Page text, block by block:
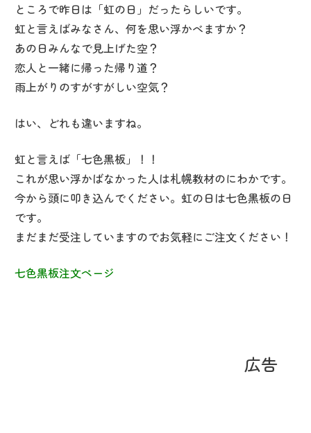
ところで昨日は「虹の日」だったらしいです。
虹と言えばみなさん、何を思い浮かべますか？
あの日みんなで見上げた空？
恋人と一緒に帰った帰り道？
雨上がりのすがすがしい空気？
はい、どれも違いますね。
虹と言えば「七色黒板」！！
これが思い浮かばなかった人は札幌教材のにわかです。
今から頭に叩き込んでください。虹の日は七色黒板の日
です。
まだまだ受注していますのでお気軽にご注文ください！
七色黒板注文ページ
広告